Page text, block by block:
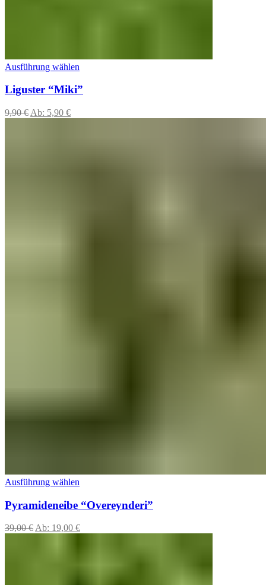
Ausführung wählen
Liguster “Miki”
9,90€ Ab: 5,90 €
Ausführung wählen
Pyramideneibe “Overeynderi”
39,00€Ab: 19,00 €